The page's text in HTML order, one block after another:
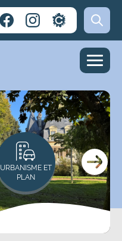
URBANISME ET
PLAN